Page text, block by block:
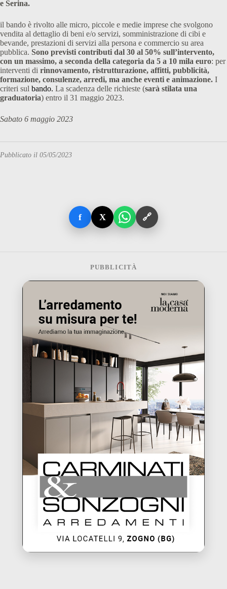
e Serina.
il bando è rivolto alle micro, piccole e medie imprese che svolgono
vendita al dettaglio di beni e/o servizi, somministrazione di cibi e
bevande, prestazioni di servizi alla persona e commercio su area
pubblica. Sono previsti contributi dal 30 al 50% sull’intervento,
con un massimo, a seconda della categoria da 5 a 10 mila euro: per
interventi di rinnovamento, ristrutturazione, affitti, pubblicità,
formazione, consulenze, arredi, ma anche eventi e animazione. I
criteri sul bando. La scadenza delle richieste (sarà stilata una
graduatoria) entro il 31 maggio 2023.
Sabato 6 maggio 2023
Pubblicato il 05/05/2023
f X 🔗
PUBBLICITÀ